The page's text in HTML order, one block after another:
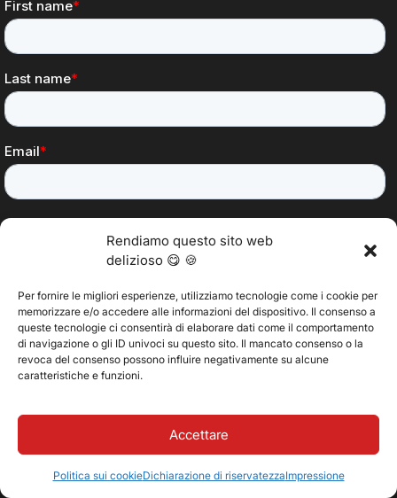
Rendiamo questo sito web
delizioso 😋 🍪
Per fornire le migliori esperienze, utilizziamo tecnologie come i cookie per
memorizzare e/o accedere alle informazioni del dispositivo. Il consenso a
queste tecnologie ci consentirà di elaborare dati come il comportamento
di navigazione o gli ID univoci su questo sito. Il mancato consenso o la
revoca del consenso possono influire negativamente su alcune
caratteristiche e funzioni.
Accettare
Politica sui cookieDichiarazione di riservatezzaImpressione